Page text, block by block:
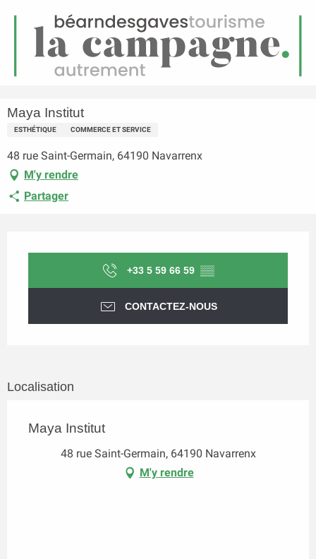
Menu
Maya Institut
Maya Institut
ESTHÉTIQUE COMMERCE ET SERVICE
48 rue Saint-Germain, 64190 Navarrenx
M'y rendre
Partager
+33 5 59 66 59 ▒▒
CONTACTEZ-NOUS
Localisation
Maya Institut
48 rue Saint-Germain, 64190 Navarrenx
M'y rendre